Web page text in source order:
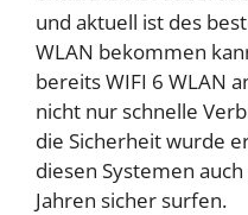
und aktuell ist des
WLAN bekommen
bereits WIFI 6 WLAN
nicht nur schnelle
die Sicherheit wurde
diesen Systemen
Jahren sicher surfen.